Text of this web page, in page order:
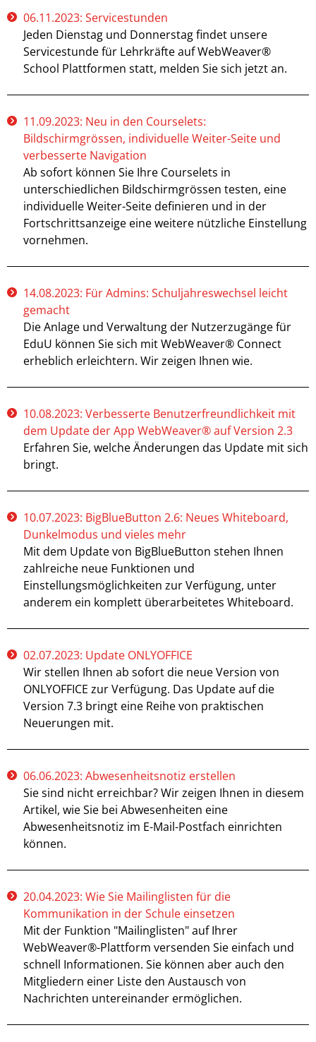
06.11.2023: Servicestunden
Jeden Dienstag und Donnerstag findet unsere
Servicestunde für Lehrkräfte auf WebWeaver®
School Plattformen statt, melden Sie sich jetzt an.
11.09.2023: Neu in den Courselets:
Bildschirmgrössen, individuelle Weiter-Seite und
verbesserte Navigation
Ab sofort können Sie Ihre Courselets in
unterschiedlichen Bildschirmgrössen testen, eine
individuelle Weiter-Seite definieren und in der
Fortschrittsanzeige eine weitere nützliche Einstellung
vornehmen.
14.08.2023: Für Admins: Schuljahreswechsel leicht
gemacht
Die Anlage und Verwaltung der Nutzerzugänge für
EduU können Sie sich mit WebWeaver® Connect
erheblich erleichtern. Wir zeigen Ihnen wie.
10.08.2023: Verbesserte Benutzerfreundlichkeit mit
dem Update der App WebWeaver® auf Version 2.3
Erfahren Sie, welche Änderungen das Update mit sich
bringt.
10.07.2023: BigBlueButton 2.6: Neues Whiteboard,
Dunkelmodus und vieles mehr
Mit dem Update von BigBlueButton stehen Ihnen
zahlreiche neue Funktionen und
Einstellungsmöglichkeiten zur Verfügung, unter
anderem ein komplett überarbeitetes Whiteboard.
02.07.2023: Update ONLYOFFICE
Wir stellen Ihnen ab sofort die neue Version von
ONLYOFFICE zur Verfügung. Das Update auf die
Version 7.3 bringt eine Reihe von praktischen
Neuerungen mit.
06.06.2023: Abwesenheitsnotiz erstellen
Sie sind nicht erreichbar? Wir zeigen Ihnen in diesem
Artikel, wie Sie bei Abwesenheiten eine
Abwesenheitsnotiz im E-Mail-Postfach einrichten
können.
20.04.2023: Wie Sie Mailinglisten für die
Kommunikation in der Schule einsetzen
Mit der Funktion "Mailinglisten" auf Ihrer
WebWeaver®-Plattform versenden Sie einfach und
schnell Informationen. Sie können aber auch den
Mitgliedern einer Liste den Austausch von
Nachrichten untereinander ermöglichen.